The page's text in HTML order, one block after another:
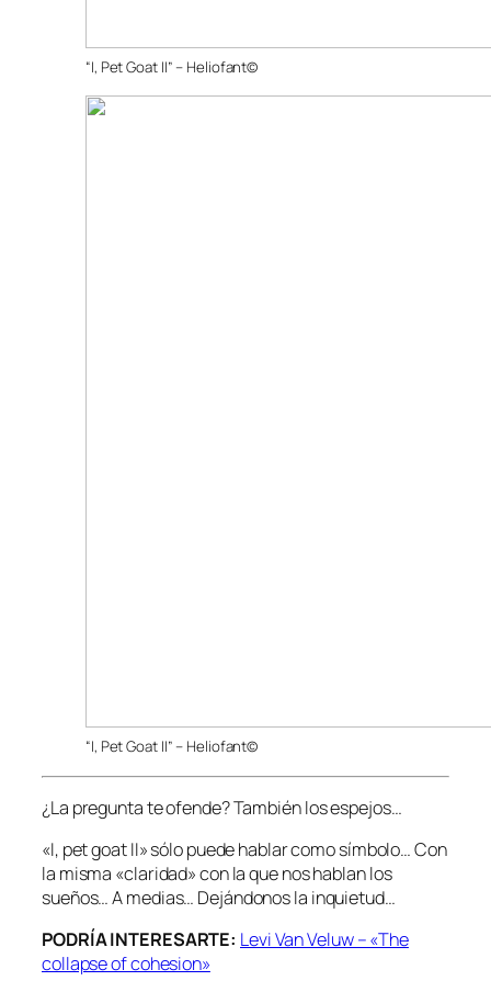
“I, Pet Goat II” – Heliofant©
“I, Pet Goat II” – Heliofant©
¿La pregunta te ofende? También los espejos…
«I, pet goat II» sólo puede hablar como símbolo… Con
la misma «claridad» con la que nos hablan los
sueños… A medias… Dejándonos la inquietud…
PODRÍA INTERESARTE: Levi Van Veluw – «The
collapse of cohesion»